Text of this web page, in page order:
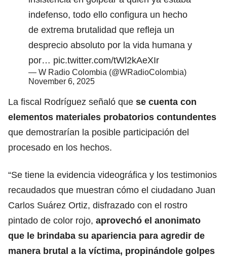
indefenso, todo ello configura un hecho
de extrema brutalidad que refleja un
desprecio absoluto por la vida humana y
por… pic.twitter.com/tWl2kAeXIr
— W Radio Colombia (@WRadioColombia)
November 6, 2025
La fiscal Rodríguez señaló que se cuenta con
elementos materiales probatorios contundentes
que demostrarían la posible participación del
procesado en los hechos.
“Se tiene la evidencia videográfica y los testimonios
recaudados que muestran cómo el ciudadano Juan
Carlos Suárez Ortiz, disfrazado con el rostro
pintado de color rojo, aprovechó el anonimato
que le brindaba su apariencia para agredir de
manera brutal a la víctima, propinándole golpes